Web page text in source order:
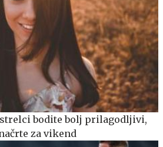
bodite bolj prilagodljivi,
za vikend